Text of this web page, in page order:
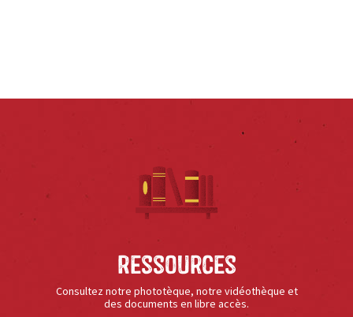
Ressources
Consultez notre phototèque, notre vidéothèque et
des documents en libre accès.